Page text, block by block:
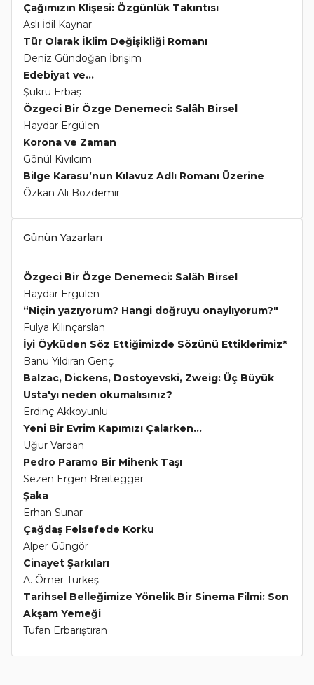
Çağımızın Klişesi: Özgünlük Takıntısı
Aslı İdil Kaynar
Tür Olarak İklim Değişikliği Romanı
Deniz Gündoğan İbrişim
Edebiyat ve...
Şükrü Erbaş
Özgeci Bir Özge Denemeci: Salâh Birsel
Haydar Ergülen
Korona ve Zaman
Gönül Kıvılcım
Bilge Karasu’nun Kılavuz Adlı Romanı Üzerine
Özkan Ali Bozdemir
Günün Yazarları
Özgeci Bir Özge Denemeci: Salâh Birsel
Haydar Ergülen
“Niçin yazıyorum? Hangi doğruyu onaylıyorum?"
Fulya Kılınçarslan
İyi Öyküden Söz Ettiğimizde Sözünü Ettiklerimiz*
Banu Yıldıran Genç
Balzac, Dickens, Dostoyevski, Zweig: Üç Büyük
Usta'yı neden okumalısınız?
Erdinç Akkoyunlu
Yeni Bir Evrim Kapımızı Çalarken...
Uğur Vardan
Pedro Paramo Bir Mihenk Taşı
Sezen Ergen Breitegger
Şaka
Erhan Sunar
Çağdaş Felsefede Korku
Alper Güngör
Cinayet Şarkıları
A. Ömer Türkeş
Tarihsel Belleğimize Yönelik Bir Sinema Filmi: Son
Akşam Yemeği
Tufan Erbarıştıran